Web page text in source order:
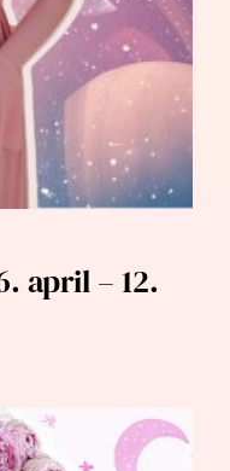
april – 12.